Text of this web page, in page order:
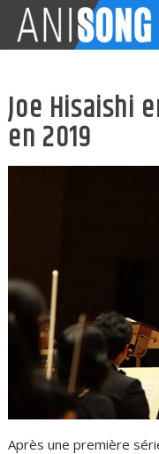
content
Joe Hisaishi
en 2019
Après une première